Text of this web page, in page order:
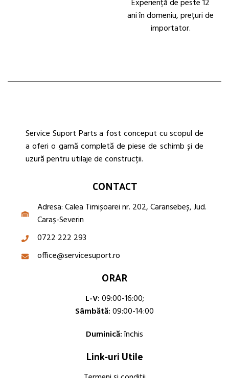
Experiență de peste 12
ani în domeniu, prețuri de
importator.
Service Suport Parts a fost conceput cu scopul de
a oferi o gamă completă de piese de schimb și de
uzură pentru utilaje de construcții.
CONTACT
Adresa: Calea Timișoarei nr. 202, Caransebeș, Jud.
Caraș-Severin
0722 222 293
office@servicesuport.ro
ORAR
L-V:09:00-16:00;
Sâmbătă:09:00-14:00
Duminică:închis
Link-uri Utile